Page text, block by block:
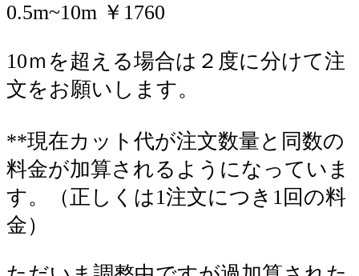
0.5m~10m ￥1760
10ｍを超える場合は２度に分けて注
文をお願いします。
**現在カット代が注文数量と同数の
料金が加算されるようになっていま
す。（正しくは1注文につき1回の料
金）